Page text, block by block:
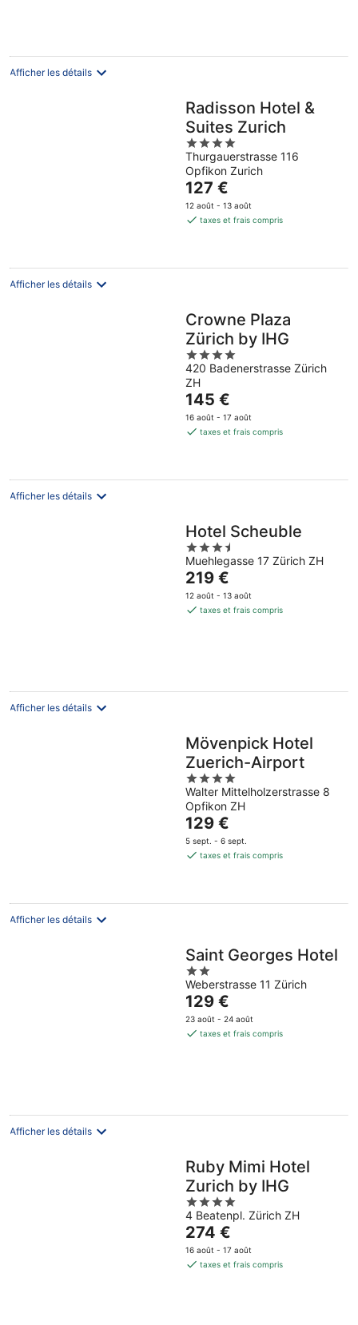
nuit
Afficher les détails
Radisson Hotel &
Suites Zurich
4
out
of
5
Thurgauerstrasse 116
Opfikon Zurich
Le
prix
est
par
127 €
12 août - 13 août
taxes et frais compris
Afficher les détails
Crowne Plaza
Zürich by IHG
4
out
of
5
420 Badenerstrasse Zürich
ZH
Le
prix
est
par
145 €
16 août - 17 août
taxes et frais compris
Afficher les détails
Hotel Scheuble
3.5
out
of
5
Muehlegasse 17 Zürich ZH
Le
prix
est
219 €
12 août - 13 août
taxes et frais compris
Afficher les détails
Mövenpick Hotel
Zuerich-Airport
4
out
of
5
Walter Mittelholzerstrasse 8
Opfikon ZH
Le
prix
est
par
129 €
5 sept. - 6 sept.
taxes et frais compris
Afficher les détails
Saint Georges Hotel
2
out
of
5
Weberstrasse 11 Zürich
Le
prix
est
129 €
23 août - 24 août
taxes et frais compris
Afficher les détails
Ruby Mimi Hotel
Zurich by IHG
4
out
of
5
4 Beatenpl. Zürich ZH
Le
prix
est
274 €
16 août - 17 août
taxes et frais compris